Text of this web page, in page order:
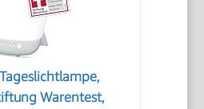
Warentest,